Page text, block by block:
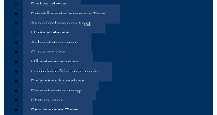
Boligudstyr
Fritstående biopejs Test
Arbejdslamper test
Husholdning
Askestøvsuger
Gulvvasker
Håndstøvsuger
Ledningsfri støvsuger
Robotgulvvasker
Robotstøvsuger
Støvsuger
Strygejern Test